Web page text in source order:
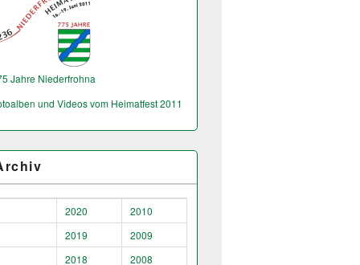
Jahre Niederfrohna
und Videos vom Heimatfest 2011
2020
2010
2019
2009
2018
2008